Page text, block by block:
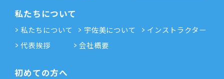
私たちについて
私たちについて 宇佐美について
インストラクター
代表挨拶
会社概要
初めての方へ